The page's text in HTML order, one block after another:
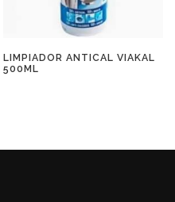
LIMPIADOR ANTICAL VIAKAL
500ML